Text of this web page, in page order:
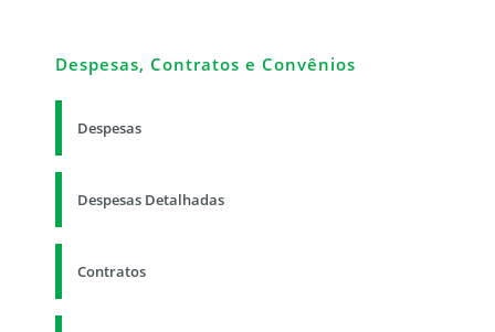
Despesas, Contratos e Convênios
Despesas
Despesas Detalhadas
Contratos